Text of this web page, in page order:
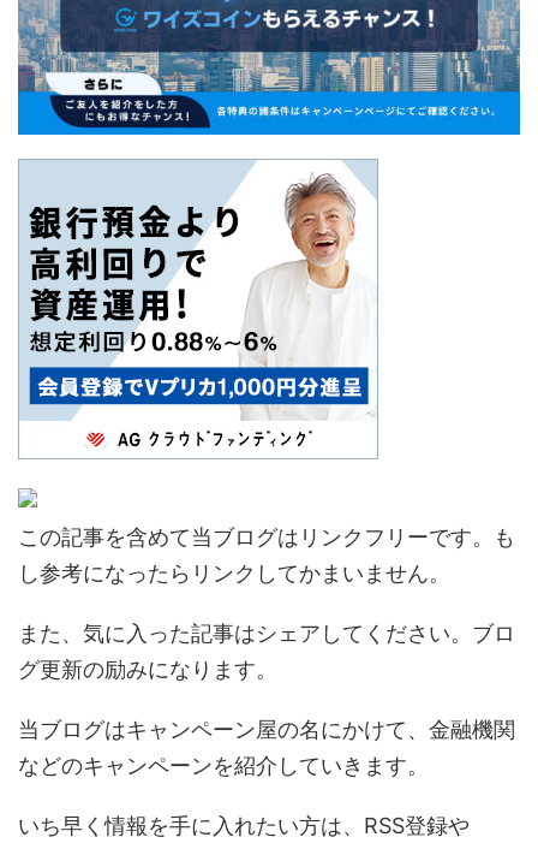
この記事を含めて当ブログはリンクフリーです。も
し参考になったらリンクしてかまいません。
また、気に入った記事はシェアしてください。ブロ
グ更新の励みになります。
当ブログはキャンペーン屋の名にかけて、金融機関
などのキャンペーンを紹介していきます。
いち早く情報を手に入れたい方は、RSS登録や